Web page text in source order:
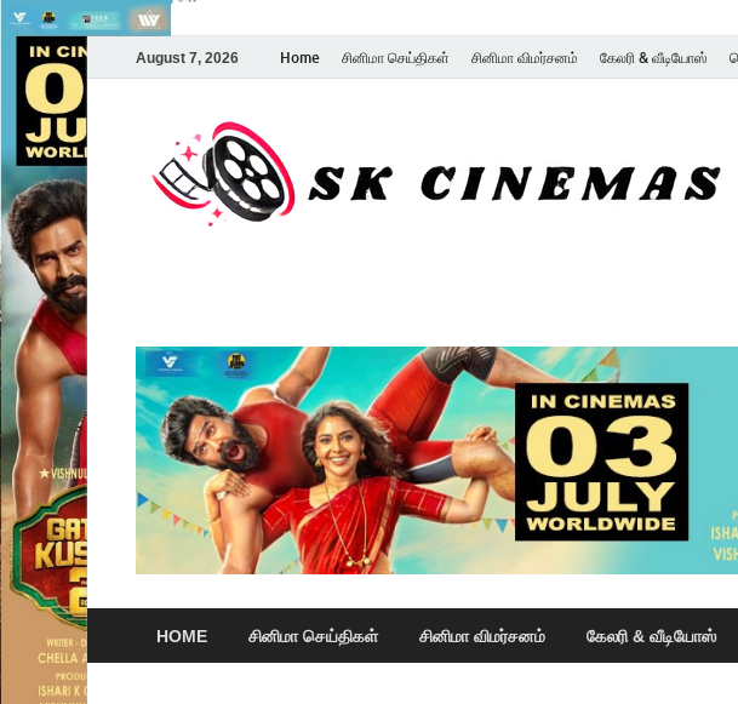
August 7, 2026 Home சினிமா செய்திகள் சினிமா விமர்சனம் கேலரி & வீடியோஸ்
HOME சினிமா செய்திகள் சினிமா விமர்சனம் கேலரி & வீடியோஸ்